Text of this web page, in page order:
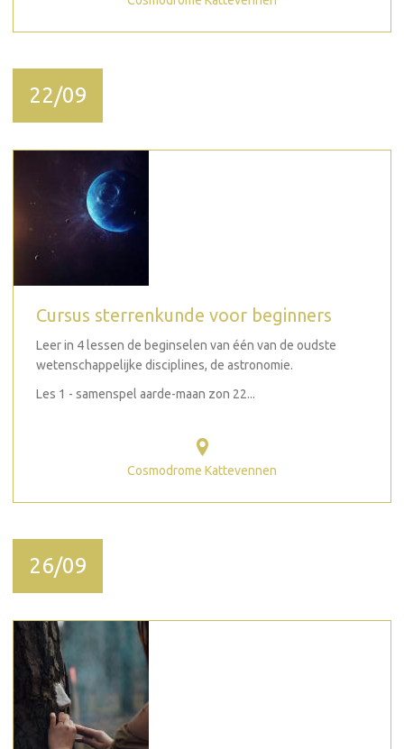
22/09
Cursus sterrenkunde voor beginners
Leer in 4 lessen de beginselen van één van de oudste
wetenschappelijke disciplines, de astronomie.
Les 1 - samenspel aarde-maan zon 22...
Cosmodrome Kattevennen
26/09